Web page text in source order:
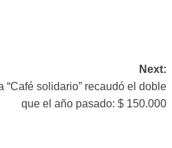
Next:
“Café solidario” recaudó el doble
que el año pasado: $ 150.000